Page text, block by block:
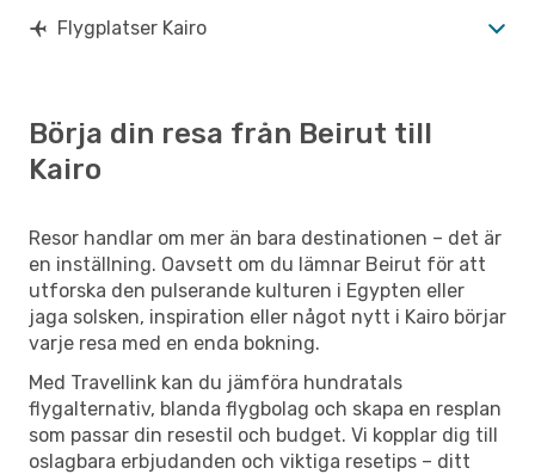
Flygplatser Kairo
Börja din resa från Beirut till
Kairo
Resor handlar om mer än bara destinationen – det är
en inställning. Oavsett om du lämnar Beirut för att
utforska den pulserande kulturen i Egypten eller
jaga solsken, inspiration eller något nytt i Kairo börjar
varje resa med en enda bokning.
Med Travellink kan du jämföra hundratals
flygalternativ, blanda flygbolag och skapa en resplan
som passar din resestil och budget. Vi kopplar dig till
oslagbara erbjudanden och viktiga resetips – ditt